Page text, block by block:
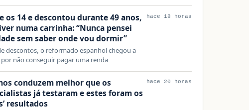
os 14 e descontou durante 49 anos,
numa carrinha: “Nunca pensei
sem saber onde vou dormir”
descontos, o reformado espanhol chegou a
não conseguir pagar uma renda
hace 18 horas
conduzem melhor que os
já testaram e estes foram os
resultados
hace 20 horas